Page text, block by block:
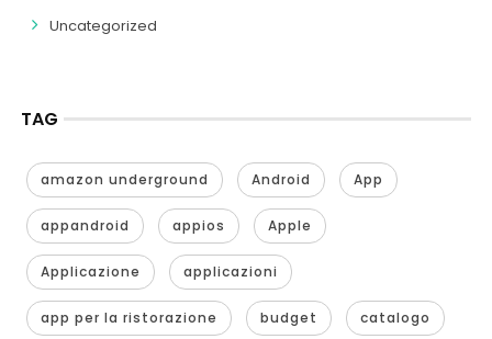
Uncategorized
TAG
amazon underground Android App
appandroid appios Apple
Applicazione applicazioni
app per la ristorazione budget catalogo